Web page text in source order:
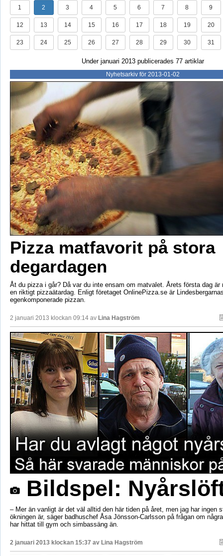
1 2 3 4 5 6 7 8 9
12 13 14 15 16 17 18 19 20
23 24 25 26 27 28 29 30 31
Under januari 2013 publicerades 77 artiklar
Nyhetsarkiv för 2013-01-02
Pizza matfavorit på stora
degardagen
Åt du pizza i går? Då var du inte ensam om matvalet. Årets första dag är
en riktigt pizzaätardag. Enligt företaget OnlinePizza.se är
egenkomponerade pizzan.
2 januari 2013 klockan 09:14 av Lina Hagström
Bildspel:
– Mer än vanligt är det väl alltid den här tiden på året, men jag har ingen
ökningen är, säger badhuschef Åsa Jönsson-Carlsson på frågan om
har hittat till gym och simbassäng än.
2 januari 2013 klockan 15:37 av Lina Hagström